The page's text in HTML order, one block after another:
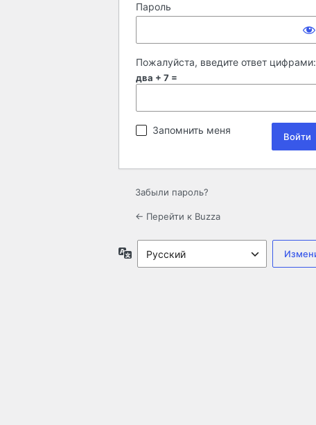
Пароль
Пожалуйста, введите ответ цифрами:
два + 7 =
Запомнить меня
Забыли пароль?
← Перейти к Buzza
Язык